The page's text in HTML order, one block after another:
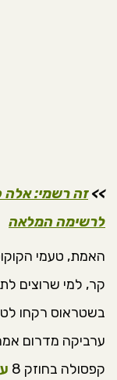
>>זה רשמי: אלה
לרשימה המלאה
האמת, טעמי
קר, למי שרוצים
בשטראוס רקחו
ערביקה מדרום
קפסולה בחוזק 8